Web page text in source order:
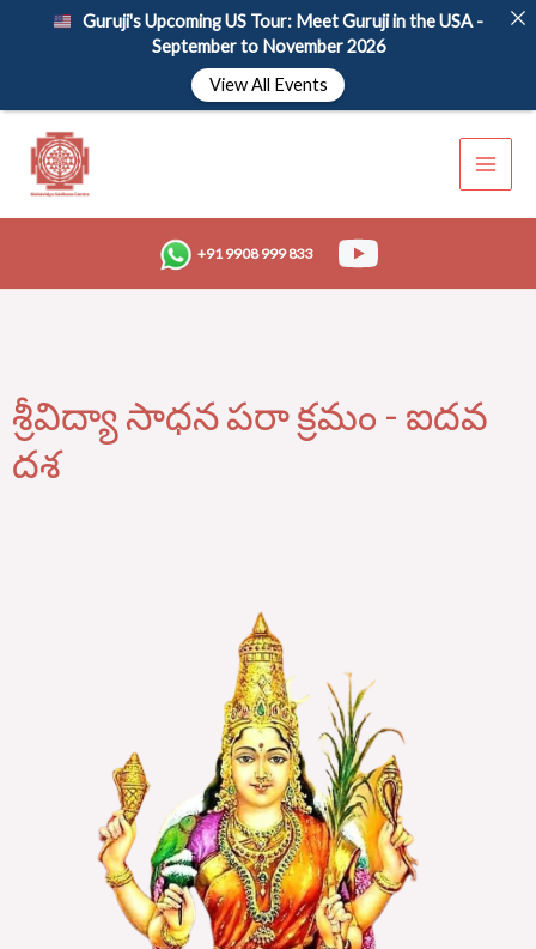
+91 9908 999 833
శ్రీవిద్యా సాధన పరా క్రమం - ఐదవ
దశ
Guruji's Upcoming US Tour: Meet Guruji in the USA -
September to November 2026
View All Events